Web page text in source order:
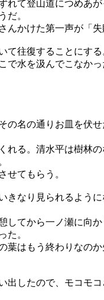
て登山道につめあが
だ。
かけた第一声が「失
往復することにす
で水を汲んでこなか
の名の通りお皿を伏
る。清水平は樹林
せてもらう。
なり見られるよう
してから一ノ瀬に向か
た。
葉はもう終わりなの
したので、モコモ